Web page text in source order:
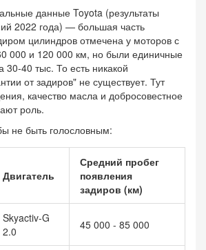
данные Toyota (результаты
2022 года) — большая часть
цилиндров отмечена у моторов с
000 и 120 000 км, но были единичные
30-40 тыс. То есть никакой
от задиров" не существует. Тут
качество масла и добросовестное
роль.
не быть голословным:
Двигатель
Средний пробег
появления
задиров (км)
Skyactiv-G
2.0
45 000 - 85 000